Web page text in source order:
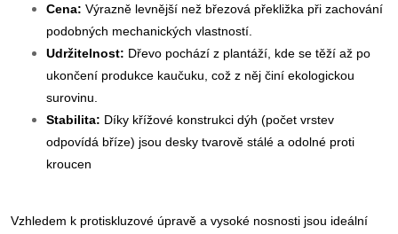
Cena: Výrazně levnější než březová překližka při zachování
podobných mechanických vlastností.
Udržitelnost: Dřevo pochází z plantáží, kde se těží až po
ukončení produkce kaučuku, což z něj činí ekologickou
surovinu.
Stabilita: Díky křížové konstrukci dýh (počet vrstev
odpovídá bříze) jsou desky tvarově stálé a odolné proti
kroucen
Vzhledem k protiskluzové úpravě a vysoké nosnosti jsou ideální